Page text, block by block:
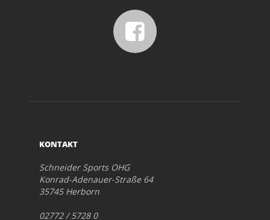
KONTAKT
Schneider Sports OHG
Konrad-Adenauer-Straße 64
35745 Herborn
02772 / 5728 0